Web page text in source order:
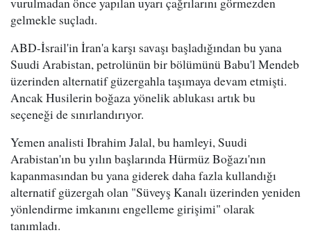
gelmekle suçladı.
ABD-İsrail'in İran'a karşı savaşı başladığından bu yana
Suudi Arabistan, petrolünün bir bölümünü Babu'l Mendeb
üzerinden alternatif güzergahla taşımaya devam etmişti.
Ancak Husilerin boğaza yönelik ablukası artık bu
seçeneği de sınırlandırıyor.
Yemen analisti Ibrahim Jalal, bu hamleyi, Suudi
Arabistan'ın bu yılın başlarında Hürmüz Boğazı'nın
kapanmasından bu yana giderek daha fazla kullandığı
alternatif güzergah olan "Süveyş Kanalı üzerinden yeniden
yönlendirme imkanını engelleme girişimi" olarak
tanımladı.